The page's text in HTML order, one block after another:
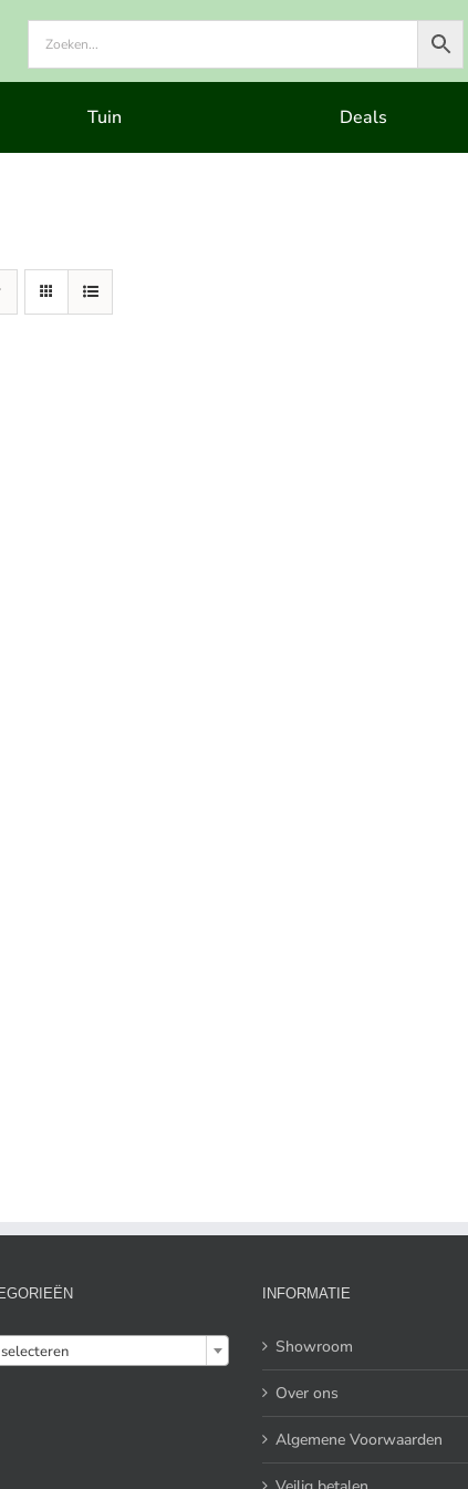
Tuin Deals
INFORMATIE
Showroom
Over ons
Algemene Voorwaarden